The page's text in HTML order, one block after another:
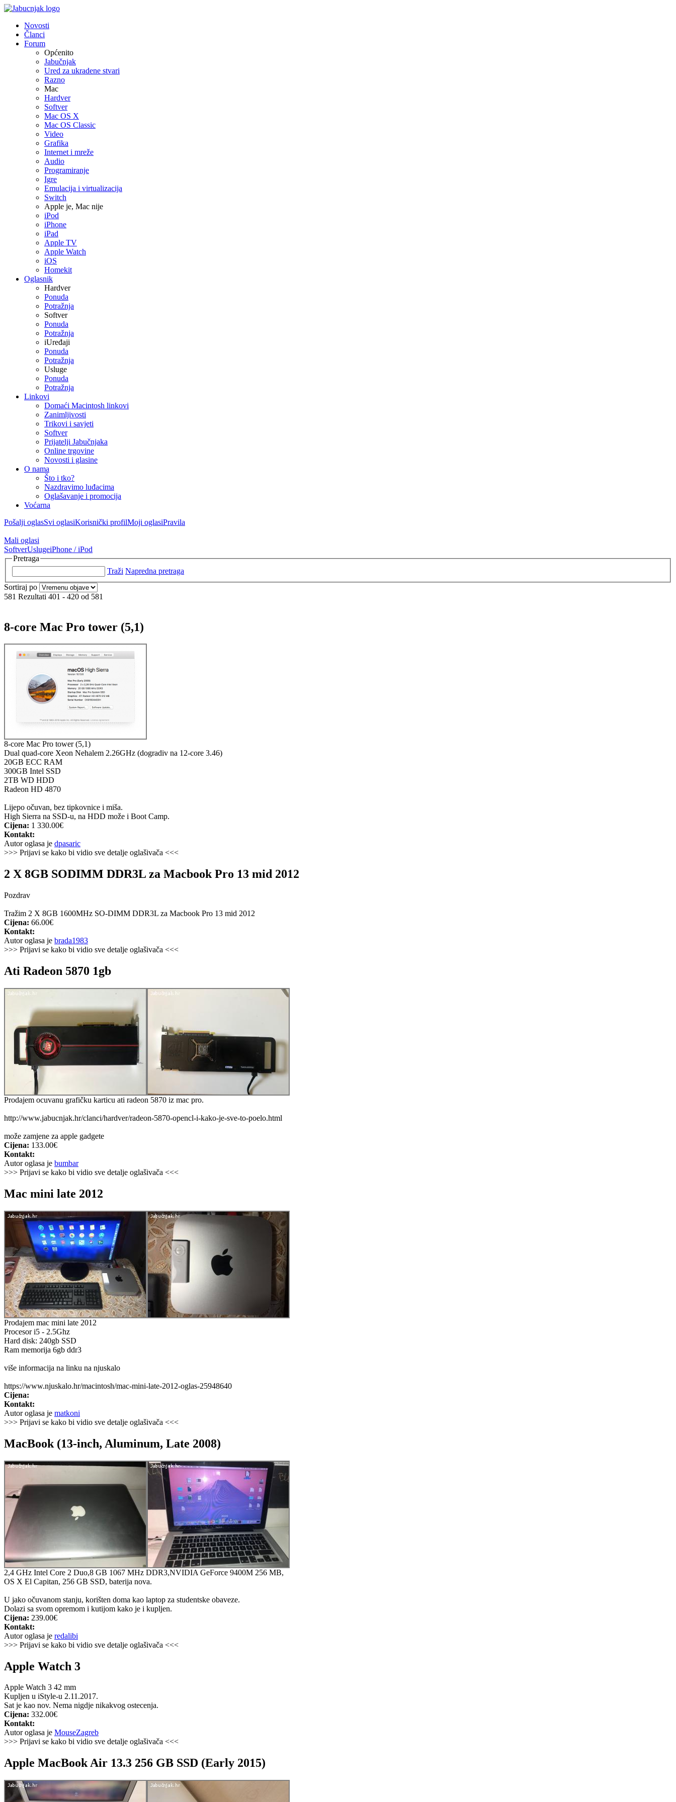
Novosti
Članci
Forum
Općenito
Jabučnjak
Ured za ukradene stvari
Razno
Mac
Hardver
Softver
Mac OS X
Mac OS Classic
Video
Grafika
Internet i mreže
Audio
Programiranje
Igre
Emulacija i virtualizacija
Switch
Apple je, Mac nije
iPod
iPhone
iPad
Apple TV
Apple Watch
iOS
Homekit
Oglasnik
Hardver
Ponuda
Potražnja
Softver
Ponuda
Potražnja
iUređaji
Ponuda
Potražnja
Usluge
Ponuda
Potražnja
Linkovi
Domaći Macintosh linkovi
Zanimljivosti
Trikovi i savjeti
Softver
Prijatelji Jabučnjaka
Online trgovine
Novosti i glasine
O nama
Što i tko?
Nazdravimo luđacima
Oglašavanje i promocija
Voćarna
Pošalji oglasSvi oglasiKorisnički profilMoji oglasiPravila
Mali oglasi
SoftverUslugeiPhone / iPod
Pretraga
Traži Napredna pretraga
Sortiraj po
581 Rezultati 401 - 420 od 581
8-core Mac Pro tower (5,1)
8-core Mac Pro tower (5,1)
Dual quad-core Xeon Nehalem 2.26GHz (dogradiv na 12-core 3.46)
20GB ECC RAM
300GB Intel SSD
2TB WD HDD
Radeon HD 4870
Lijepo očuvan, bez tipkovnice i miša.
High Sierra na SSD-u, na HDD može i Boot Camp.
Cijena: 1 330.00€
Kontakt:
Autor oglasa je dpasaric
>>> Prijavi se kako bi vidio sve detalje oglašivača <<<
2 X 8GB SODIMM DDR3L za Macbook Pro 13 mid 2012
Pozdrav
Tražim 2 X 8GB 1600MHz SO-DIMM DDR3L za Macbook Pro 13 mid 2012
Cijena: 66.00€
Kontakt:
Autor oglasa je brada1983
>>> Prijavi se kako bi vidio sve detalje oglašivača <<<
Ati Radeon 5870 1gb
Prodajem ocuvanu grafičku karticu ati radeon 5870 iz mac pro.
http://www.jabucnjak.hr/clanci/hardver/radeon-5870-opencl-i-kako-je-sve-to-poelo.html
može zamjene za apple gadgete
Cijena: 133.00€
Kontakt:
Autor oglasa je bumbar
>>> Prijavi se kako bi vidio sve detalje oglašivača <<<
Mac mini late 2012
Prodajem mac mini late 2012
Procesor i5 - 2.5Ghz
Hard disk: 240gb SSD
Ram memorija 6gb ddr3
više informacija na linku na njuskalo
https://www.njuskalo.hr/macintosh/mac-mini-late-2012-oglas-25948640
Cijena:
Kontakt:
Autor oglasa je matkoni
>>> Prijavi se kako bi vidio sve detalje oglašivača <<<
MacBook (13-inch, Aluminum, Late 2008)
2,4 GHz Intel Core 2 Duo,8 GB 1067 MHz DDR3,NVIDIA GeForce 9400M 256 MB,
OS X El Capitan, 256 GB SSD, baterija nova.
U jako očuvanom stanju, korišten doma kao laptop za studentske obaveze.
Dolazi sa svom opremom i kutijom kako je i kupljen.
Cijena: 239.00€
Kontakt:
Autor oglasa je redalibi
>>> Prijavi se kako bi vidio sve detalje oglašivača <<<
Apple Watch 3
Apple Watch 3 42 mm
Kupljen u iStyle-u 2.11.2017.
Sat je kao nov. Nema nigdje nikakvog ostecenja.
Cijena: 332.00€
Kontakt:
Autor oglasa je MouseZagreb
>>> Prijavi se kako bi vidio sve detalje oglašivača <<<
Apple MacBook Air 13.3 256 GB SSD (Early 2015)